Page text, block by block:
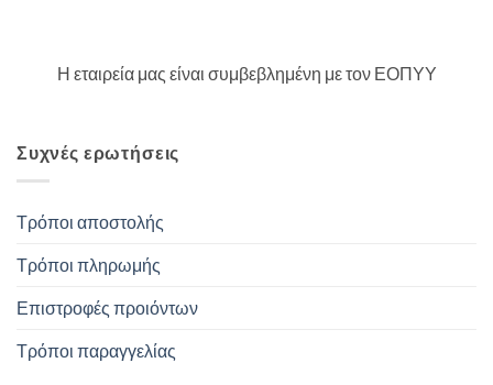
Η εταιρεία μας είναι συμβεβλημένη με τον ΕΟΠΥΥ
Συχνές ερωτήσεις
Τρόποι αποστολής
Τρόποι πληρωμής
Επιστροφές προιόντων
Τρόποι παραγγελίας